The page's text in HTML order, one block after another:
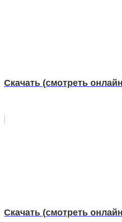
Скачать (смотреть
Скачать (смотреть